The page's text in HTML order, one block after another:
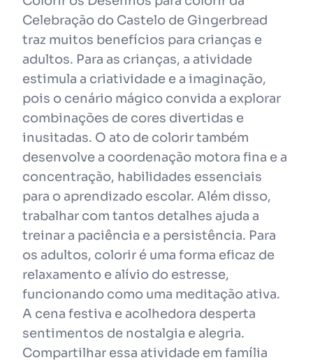
Celebração do Castelo de Gingerbread
traz muitos benefícios para crianças e
adultos. Para as crianças, a atividade
estimula a criatividade e a imaginação,
pois o cenário mágico convida a explorar
combinações de cores divertidas e
inusitadas. O ato de colorir também
desenvolve a coordenação motora fina e a
concentração, habilidades essenciais
para o aprendizado escolar. Além disso,
trabalhar com tantos detalhes ajuda a
treinar a paciência e a persistência. Para
os adultos, colorir é uma forma eficaz de
relaxamento e alívio do estresse,
funcionando como uma meditação ativa.
A cena festiva e acolhedora desperta
sentimentos de nostalgia e alegria.
Compartilhar essa atividade em família